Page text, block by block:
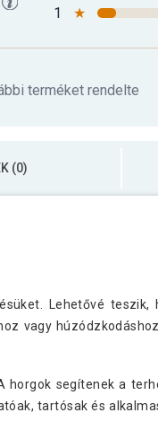
1
★
terméket rendelte
(0)
Lehetővé
vagy
segítenek a
tartósak és